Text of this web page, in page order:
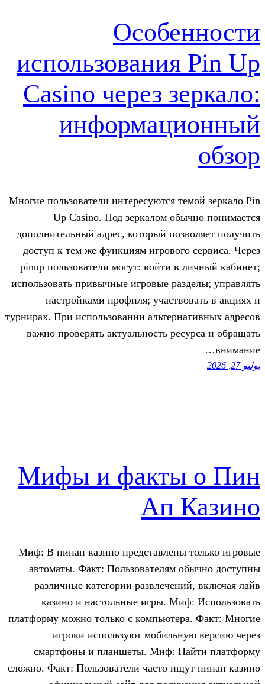
Casino через
Многие пользователи интересуются
Up Casino. Под зеркалом
дополнительный адрес, который
доступ к тем же функциям
pinup пользователи могут: войти в
использовать привычные игровые
настройками профиля;
турнирах. При использовании
важно проверять актуальность
Мифы и
Ап
Миф: В пинап казино представлены
автоматы. Факт: Пользователям
различные категории
казино и настольные игры.
платформу можно только с
игроки используют
смартфоны и планшеты. Миф:
сложно. Факт: Пользователи часто